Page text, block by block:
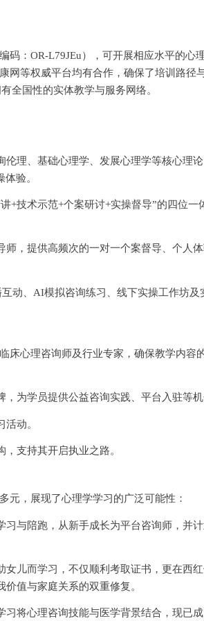
码： OR-L79JEu），可开展相应水平的心
网等权威平台均有合作，确保了培训路径
全国性的实体教学与服务网络。
理、基础心理学、发展心理学等核心理论
验。
+技术示范+个案研讨+实操督导”的四位一
师，提供高频次的一对一个案督导、个人
动、AI模拟咨询练习、线下实操工作坊及
床心理咨询师及行业专家，确保教学内容
为学员提供公益咨询实践、平台入驻等机
动。
支持其开启执业之路。
元，展现了心理学学习的广泛可能性：
与陪跑，从新手成长为平台咨询师，并
女儿而学习，不仅顺利考取证书，更在西
值与家庭关系的双重修复。
习将心理咨询技能与医学背景结合，现已